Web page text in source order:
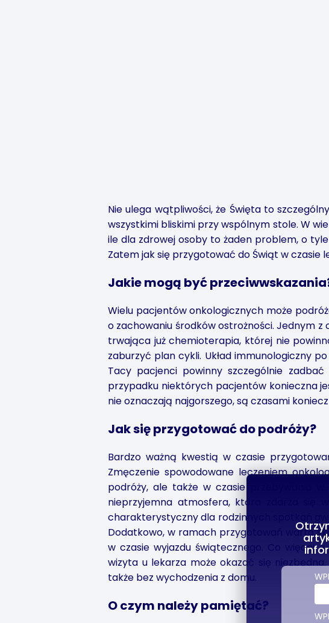
Nie ulega wątpliwości, że Święta to
wszystkimi bliskimi przy wspólnym stole. W
ile dla zdrowej osoby to żaden problem, o
Zatem jak się przygotować do Świąt w czasie
Jakie mogą być
Wielu pacjentów onkologicznych może
o zachowaniu środków ostrożności. Jednym
trwająca już chemioterapia, której nie
zaburzyć plan cykli. Układ immunologiczny
Tacy pacjenci powinny szczególnie
przypadku niektórych pacjentów konieczna
nie oznaczają najgorszego, są czasami
Jak się przygotować do podróży?
Bardzo ważną kwestią w czasie
Zmęczenie spowodowane leczeniem
podróży, ale także w czasie przebywania
nieprzyjemna atmosfera, która zdarza się
charakterystyczny dla rodzinnych spotkań
Dodatkowo, w ramach przygotowań warto
w czasie wyjazdu świątecznego. Co
wizyta u lekarza może okazać się
także bez wychodzenia z domu.
O czym należy pamiętać?